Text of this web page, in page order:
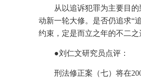
从以追诉犯罪为主要目
动新一轮大修。是否仍追求“
约束，定是而立之年的不二
●刘仁文研究员点评：
刑法修正案（七）将在